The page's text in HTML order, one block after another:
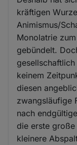
kräftigen
Animismus/
Monolatrie
gebündelt.
keinem
diesen
zwangsläufige
nach
die erste
kleinere